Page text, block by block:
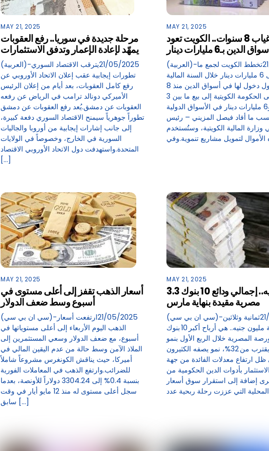
MAY 21, 2025
مرحلة جديدة في سوريا.. رفع العقوبات
يمهّد لإعادة الإعمار وتدفق الاستثمارات
(العربية)-21/05/2025يترقب الاقتصاد السوري
تطورات إيجابية عقب إعلان الاتحاد الأوروبي عن
رفع كامل العقوبات، بعد أيام من إعلان الرئيس
الأميركي دونالد ترامب في الرياض عن رفعه
العقوبات عن دمشق.يُعد رفع العقوبات عن دمشق
تطوراً جوهرياً سيمنح الاقتصاد السوري دفعة كبيرة،
إلى جانب إشارات إيجابية من أوروبا والجاليات
السورية في الخارج، وخصوصاً في الولايات
المتحدة.واستهدفت دول الاتحاد الأوروبي الاقتصاد
[…]
MAY 21, 2025
بعد غياب 8 سنوات.. الكويت تعود
الدين بـ6 مليارات دينار
(العربية)-21/05/2025تخطط الكويت لجمع ما
يصل إلى 6 مليارات دينار خلال السنة المالية
الحالية، في أول دخول لها في أسواق الدين منذ 8
أعوام.وتسعى الحكومة الكويتية إلى بيع ما بين 3
مليارات و6 مليارات دينار في الأسواق الدولية
ما أفاد فيصل المزيني – رئيس
وزارة المالية الكويتية، وستُستخدم
MAY 21, 2025
أسعار الذهب تقفز إلى أعلى مستوى في
أسبوع وسط ضعف الدولار
(سي ان بي سي)-21/05/2025ارتفعت أسعار
الذهب اليوم الأربعاء إلى أعلى مستوياتها في
أسبوع، مع ضعف الدولار وسعي المستثمرين إلى
الملاذ الآمن وسط حالة من عدم اليقين المالي في
أميركا، حيث يناقش الكونغرس مشروعاً شاملاً
للضرائب.وارتفع الذهب في المعاملات الفورية
بنسبة 0.4% إلى 3304.24 دولاراً للأونصة، بعدما
سجل أعلى مستوى له منذ 12 مايو أيار في وقت
سابق […]
MAY 21, 2025
3.3 تريليون جنيه.. إجمالي ودائع 10 بنوك
مصرية مقيدة بنهاية مارس
(سي ان بي سي)-21/05/2025ثمانية وثلاثين
مليار وثمانمائة مليون جنيه.. هي أرباح أكبر 10 بنوك
المصرية خلال الربع الأول بنمو
سنوي يقترب من 32%، نمو يصفه الكثيرون
ظل ارتفاع معدلات الفائدة من جهة
بأدوات الدين الحكومية من
إضافة إلى استقرار سوق أسعار